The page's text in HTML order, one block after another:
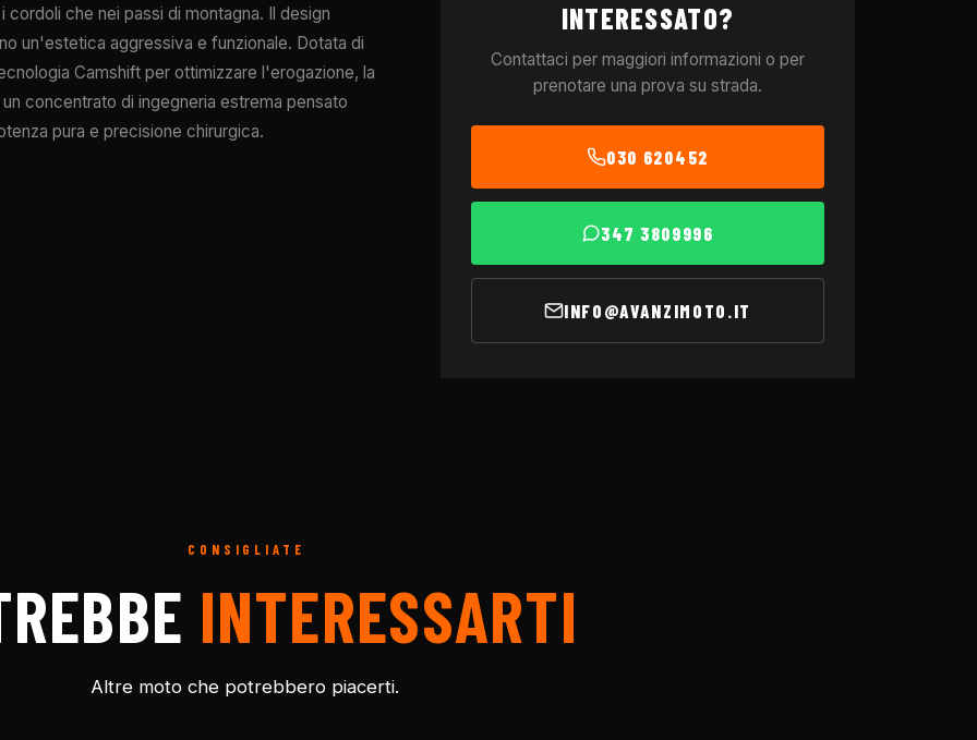
che nei passi di montagna. Il design
un'estetica aggressiva e funzionale. Dotata di
Camshift per ottimizzare l'erogazione, la
concentrato di ingegneria estrema pensato
pura e precisione chirurgica.
INTERESSATO?
Contattaci per maggiori informazioni o per
prenotare una prova su strada.
030 620452
347 3809996
INFO@AVANZIMOTO.IT
CONSIGLIATE
INTERESSARTI
Altre moto che potrebbero piacerti.